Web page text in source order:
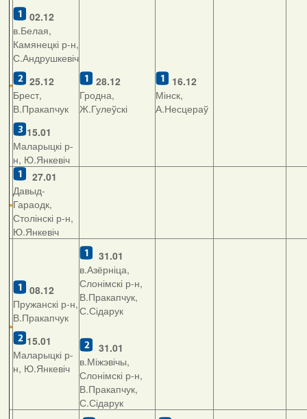
02.12
в.Белая,
Камянецкі р-н,
С.Андрушкевіч
25.12
Брест,
В.Пракапчук
15.01
Маларыцкі р-
н, Ю.Янкевіч
28.12
Гродна,
Ж.Гулеўскі
16.12
Мінск,
А.Несцераў
27.01
Давыд-
Гараодк,
Столінскі р-н,
Ю.Янкевіч
08.12
Пружанскі р-н,
В.Пракапчук
15.01
Маларыцкі р-
н, Ю.Янкевіч
31.01
в.Азёрніца,
Слонімскі р-н,
В.Пракапчук,
С.Сідарук
31.01
в.Міжэвічы,
Слонімскі р-н,
В.Пракапчук,
С.Сідарук